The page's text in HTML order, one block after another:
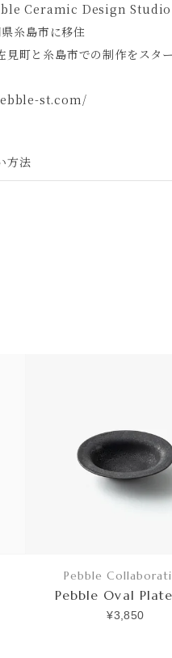
Ceramic Design Studio
糸島市に移住
見町と糸島市での制作をスタ
st.com/
方法
Pebble
Pebble Oval
¥3,850